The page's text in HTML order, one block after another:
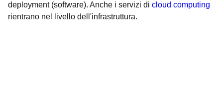
deployment (software). Anche i servizi di cloud computing
rientrano nel livello dell'infrastruttura.